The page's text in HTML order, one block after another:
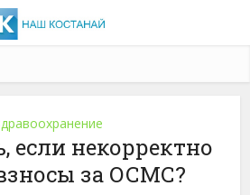
если некорректно
за ОСМС?